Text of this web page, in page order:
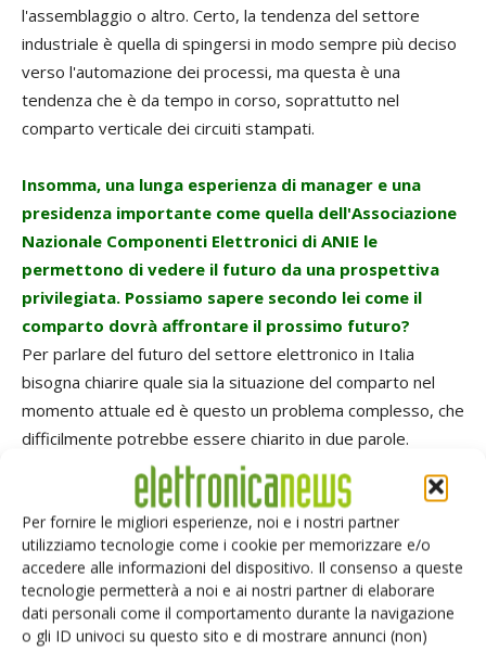
Per fornire le migliori esperienze, noi e i nostri partner
utilizziamo tecnologie come i cookie per memorizzare e/o
accedere alle informazioni del dispositivo. Il consenso a queste
tecnologie permetterà a noi e ai nostri partner di elaborare
dati personali come il comportamento durante la navigazione
o gli ID univoci su questo sito e di mostrare annunci (non)
l'assemblaggio o altro. Certo, la tendenza del settore
industriale è quella di spingersi in modo sempre più deciso
verso l'automazione dei processi, ma questa è una
tendenza che è da tempo in corso, soprattutto nel
comparto verticale dei circuiti stampati.
Insomma, una lunga esperienza di manager e una
presidenza importante come quella dell'Associazione
Nazionale Componenti Elettronici di ANIE le
permettono di vedere il futuro da una prospettiva
privilegiata. Possiamo sapere secondo lei come il
comparto dovrà affrontare il prossimo futuro?
Per parlare del futuro del settore elettronico in Italia
bisogna chiarire quale sia la situazione del comparto nel
momento attuale ed è questo un problema complesso, che
difficilmente potrebbe essere chiarito in due parole.
Tuttavia, ricorrendo a una metafora potrei forse far capire
quale sia la generale situazione del momento: lei immagini
la differenza che c'è fra la facilità con cui un seme
attecchisce in una lussureggiante foresta tropicale e la
difficoltà con cui l'ortolano cerca di far germogliare un seme
in un piccolo orto privato. Questa è a grandi linee la
situazione del nostro comparto dopo il calo graduale della